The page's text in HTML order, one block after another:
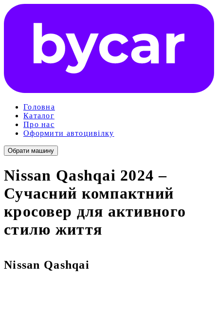
Головна
Каталог
Про нас
Оформити автоцивілку
Обрати машину
Nissan Qashqai 2024 –
Сучасний компактний
кросовер для активного
стилю життя
Nissan Qashqai